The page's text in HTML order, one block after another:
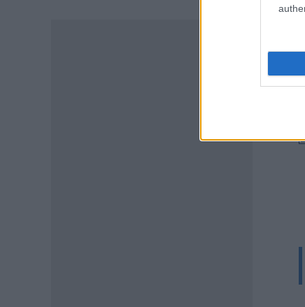
λογαριασμό ρεύματος